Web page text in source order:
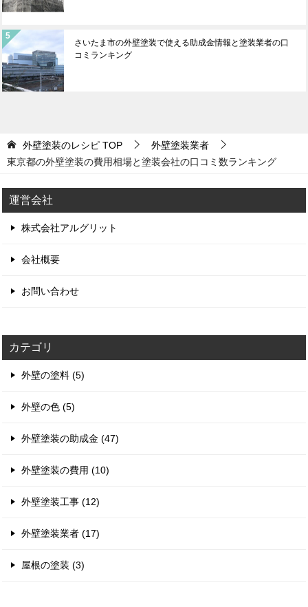
さいたま市の外壁塗装で使える助成金情報と塗装業者の口
コミランキング
外壁塗装のレシピ TOP
外壁塗装業者
東京都の外壁塗装の費用相場と塗装会社の口コミ数ランキング
運営会社
株式会社アルグリット
会社概要
お問い合わせ
カテゴリ
外壁の塗料 (5)
外壁の色 (5)
外壁塗装の助成金 (47)
外壁塗装の費用 (10)
外壁塗装工事 (12)
外壁塗装業者 (17)
屋根の塗装 (3)